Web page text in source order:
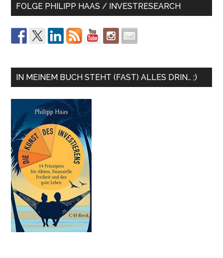
FOLGE PHILIPP HAAS / INVESTRESEARCH
IN MEINEM BUCH STEHT (FAST) ALLES DRIN… ;)